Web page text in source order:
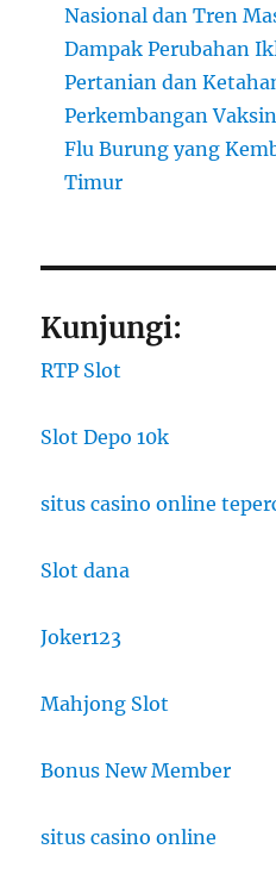
Nasional dan Tren
Dampak Perubahan
Pertanian dan
Perkembangan
Flu Burung yang
Timur
Kunjungi:
RTP Slot
Slot Depo 10k
situs casino online
Slot dana
Joker123
Mahjong Slot
Bonus New Member
situs casino online